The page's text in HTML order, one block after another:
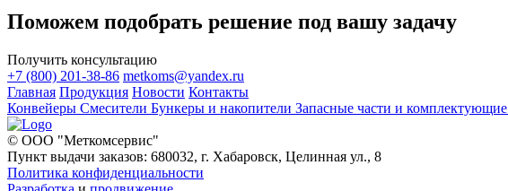
Поможем подобрать решение под вашу задачу
Получить консультацию
+7 (800) 201-38-86 metkoms@yandex.ru
Главная Продукция Новости Контакты
Конвейеры Смесители Бункеры и накопители Запасные части и комплектующие
© ООО "Меткомсервис"
Пункт выдачи заказов: 680032, г. Хабаровск, Целинная ул., 8
Политика конфиденциальности